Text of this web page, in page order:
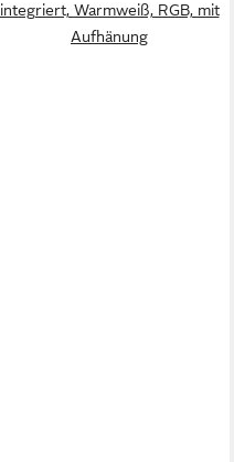
integriert, Warmweiß, RGB, mit
Aufhänung